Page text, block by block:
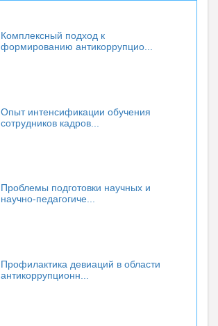
Комплексный подход к
формированию антикоррупцио...
Опыт интенсификации обучения
сотрудников кадров...
Проблемы подготовки научных и
научно-педагогиче...
Профилактика девиаций в области
антикоррупционн...